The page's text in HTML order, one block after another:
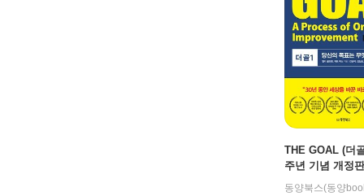
THE GOAL (더
주년 기념 개정
동양북스(동양